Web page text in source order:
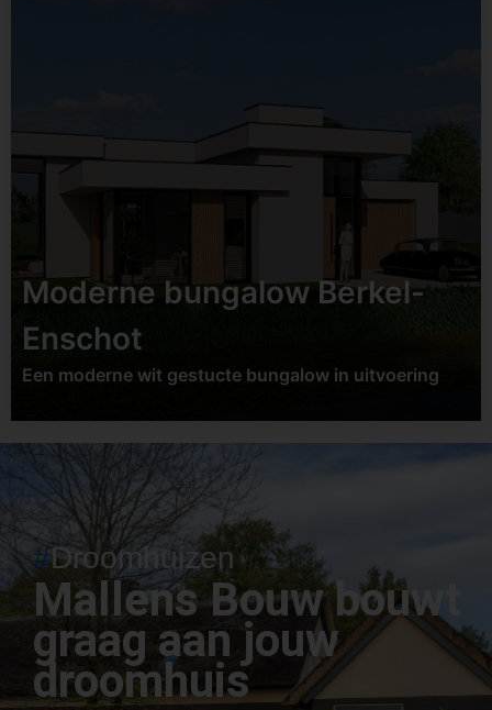
Transformatie /
renovatie
Bekijk project
Moderne bungalow Berkel-
Enschot
Een moderne wit gestucte bungalow in uitvoering
#Droomhuizen
Mallens Bouw bouwt
graag aan jouw
droomhuis